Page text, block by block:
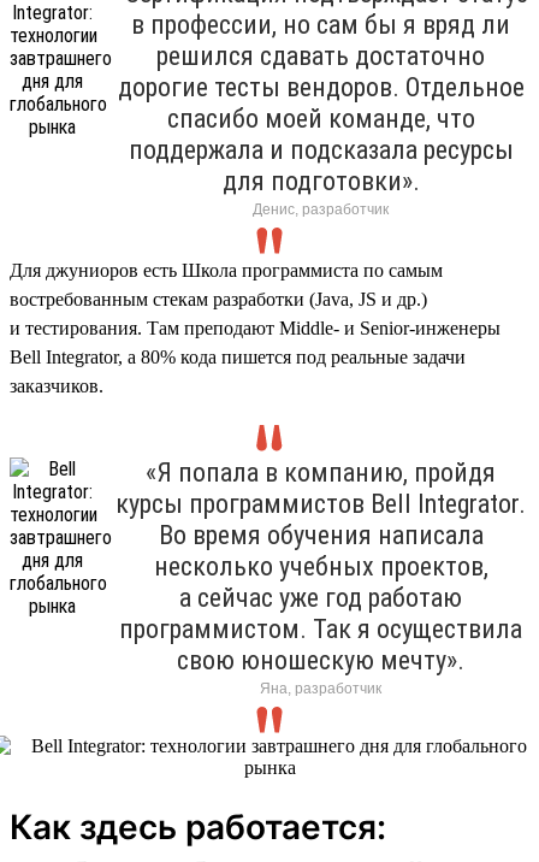
в профессии, но сам бы я вряд ли
решился сдавать достаточно
дорогие тесты вендоров. Отдельное
спасибо моей команде, что
поддержала и подсказала ресурсы
для подготовки».
Денис, разработчик
Для джуниоров есть Школа программиста по самым
востребованным стекам разработки (Java, JS и др.)
и тестирования. Там преподают Middle- и Senior-инженеры
Bell Integrator, а 80% кода пишется под реальные задачи
заказчиков.
«Я попала в компанию, пройдя
курсы программистов Bell Integrator.
Во время обучения написала
несколько учебных проектов,
а сейчас уже год работаю
программистом. Так я осуществила
свою юношескую мечту».
Яна, разработчик
Как здесь работается: